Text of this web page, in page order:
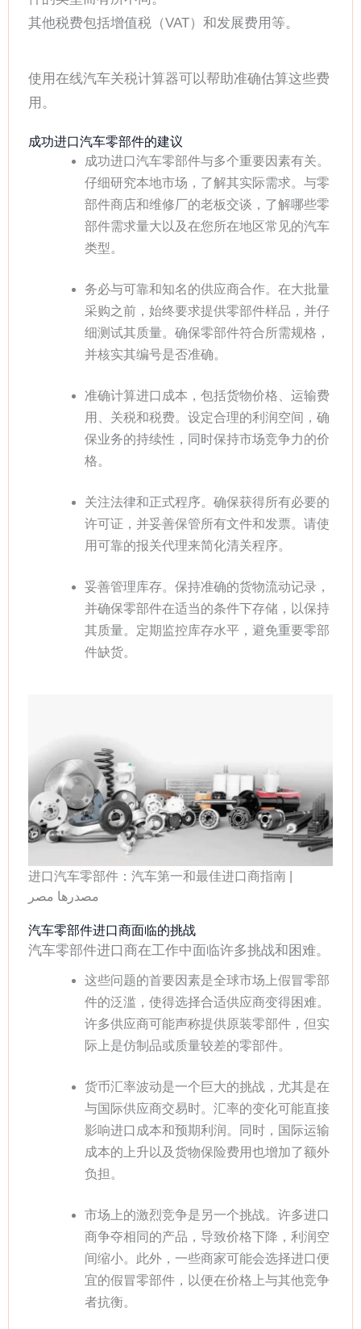
其他税费包括增值税（VAT）和发展费用等。
使用在线汽车关税计算器可以帮助准确估算这些费
用。
成功进口汽车零部件的建议
成功进口汽车零部件与多个重要因素有关。
仔细研究本地市场，了解其实际需求。与零
部件商店和维修厂的老板交谈，了解哪些零
部件需求量大以及在您所在地区常见的汽车
类型。
务必与可靠和知名的供应商合作。在大批量
采购之前，始终要求提供零部件样品，并仔
细测试其质量。确保零部件符合所需规格，
并核实其编号是否准确。
准确计算进口成本，包括货物价格、运输费
用、关税和税费。设定合理的利润空间，确
保业务的持续性，同时保持市场竞争力的价
格。
关注法律和正式程序。确保获得所有必要的
许可证，并妥善保管所有文件和发票。请使
用可靠的报关代理来简化清关程序。
妥善管理库存。保持准确的货物流动记录，
并确保零部件在适当的条件下存储，以保持
其质量。定期监控库存水平，避免重要零部
件缺货。
进口汽车零部件：汽车第一和最佳进口商指南 |
مصدرها مصر
汽车零部件进口商面临的挑战
汽车零部件进口商在工作中面临许多挑战和困难。
这些问题的首要因素是全球市场上假冒零部
件的泛滥，使得选择合适供应商变得困难。
许多供应商可能声称提供原装零部件，但实
际上是仿制品或质量较差的零部件。
货币汇率波动是一个巨大的挑战，尤其是在
与国际供应商交易时。汇率的变化可能直接
影响进口成本和预期利润。同时，国际运输
成本的上升以及货物保险费用也增加了额外
负担。
市场上的激烈竞争是另一个挑战。许多进口
商争夺相同的产品，导致价格下降，利润空
间缩小。此外，一些商家可能会选择进口便
宜的假冒零部件，以便在价格上与其他竞争
者抗衡。